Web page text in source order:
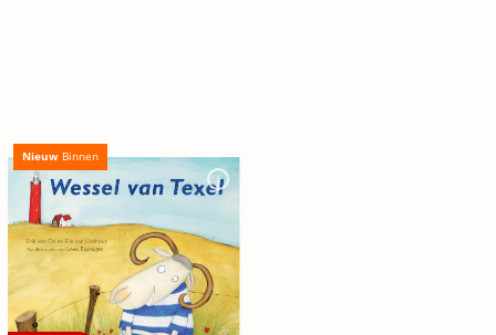
NieuwBinnen